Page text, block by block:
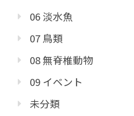
06 淡水魚
07 鳥類
08 無脊椎動物
09 イベント
未分類